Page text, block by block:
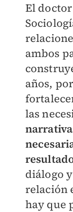
El
ambos
años,
las
diálogo
relación
hay que